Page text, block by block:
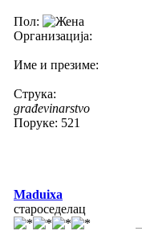
Пол:
Организација:
Име и презиме:
Струка:
građevinarstvo
Поруке: 521
Maduixa
староседелац